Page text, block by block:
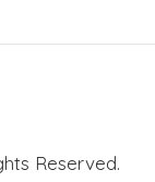
Reserved.